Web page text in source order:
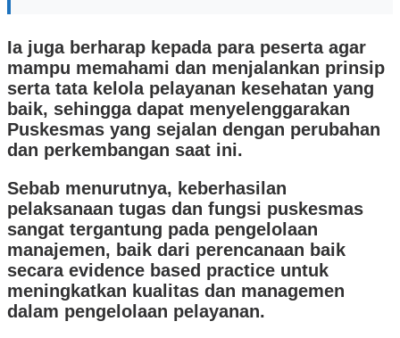
Ia juga berharap kepada para peserta agar
mampu memahami dan menjalankan prinsip
serta tata kelola pelayanan kesehatan yang
baik, sehingga dapat menyelenggarakan
Puskesmas yang sejalan dengan perubahan
dan perkembangan saat ini.
Sebab menurutnya, keberhasilan
pelaksanaan tugas dan fungsi puskesmas
sangat tergantung pada pengelolaan
manajemen, baik dari perencanaan baik
secara evidence based practice untuk
meningkatkan kualitas dan managemen
dalam pengelolaan pelayanan.